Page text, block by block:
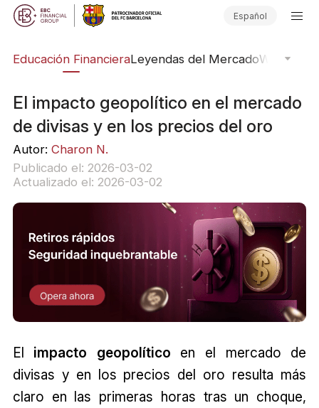
Español
Educación FinancieraLeyendas del MercadoWebinars
El impacto geopolítico en el mercado
de divisas y en los precios del oro
Autor: Charon N.
Publicado el: 2026-03-02
Actualizado el: 2026-03-02
El impacto geopolítico en el mercado de
divisas y en los precios del oro resulta más
claro en las primeras horas tras un choque,